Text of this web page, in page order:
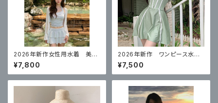
2026年新作女性用水着 美し
いスプリットスカート 体型カバ
ー
¥7,800
2026年新作 ワンピース水
着 体型カバー
¥7,500